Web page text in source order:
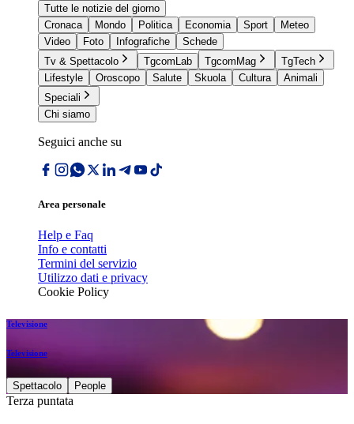
Tutte le notizie del giorno
Cronaca
Mondo Politica Economia Sport
Meteo
Video
Foto Infografiche
Schede
Tv & Spettacolo
TgcomLab TgcomMag
TgTech
Lifestyle
Oroscopo Salute Skuola Cultura
Animali
Speciali
Chi siamo
Seguici anche su
Area personale
Help e Faq
Info e contatti
Termini del servizio
Utilizzo dati e privacy
Cookie Policy
Televisione
Televisione
Spettacolo People
Terza puntata